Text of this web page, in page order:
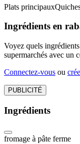
Plats principaux
Ingrédients en
Voyez quels
supermarchés avec un
Connectez-vous ou
PUBLICITÉ
Ingrédients
fromage à pâte ferme